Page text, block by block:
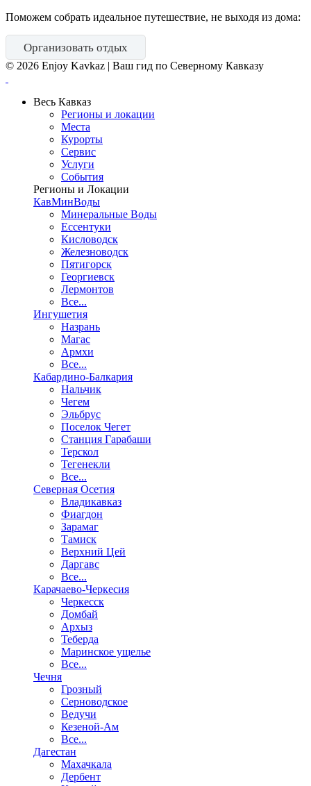
Поможем собрать идеальное путешествие, не выходя из дома:
Организовать отдых
© 2026 Enjoy Kavkaz | Ваш гид по Северному Кавказу
Весь Кавказ
Регионы и локации
Места
Курорты
Сервис
Услуги
События
Регионы и Локации
КавМинВоды
Минеральные Воды
Ессентуки
Кисловодск
Железноводск
Пятигорск
Георгиевск
Лермонтов
Все...
Ингушетия
Назрань
Магас
Армхи
Все...
Кабардино-Балкария
Нальчик
Чегем
Эльбрус
Поселок Чегет
Станция Гарабаши
Терскол
Тегенекли
Все...
Северная Осетия
Владикавказ
Фиагдон
Зарамаг
Тамиск
Верхний Цей
Даргавс
Все...
Карачаево-Черкесия
Черкесск
Домбай
Архыз
Теберда
Маринское ущелье
Все...
Чечня
Грозный
Серноводское
Ведучи
Кезеной-Ам
Все...
Дагестан
Махачкала
Дербент